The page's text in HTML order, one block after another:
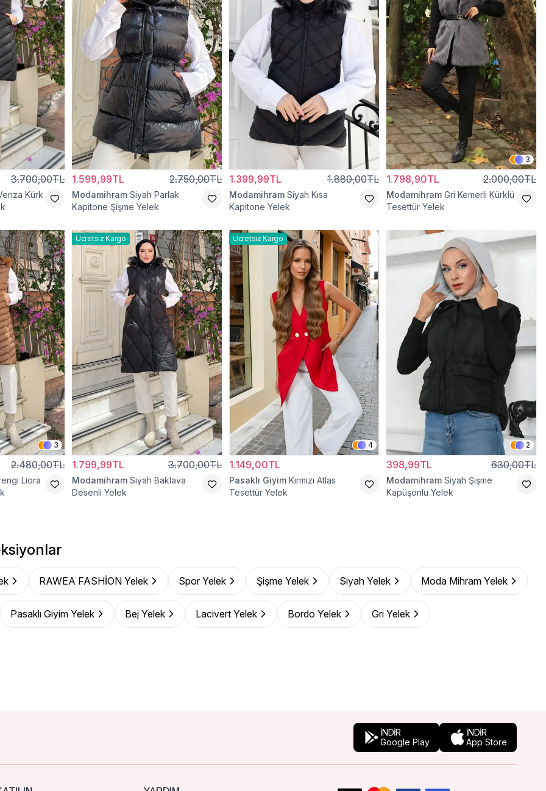
3.700,00TL
Kürk
1.599,99TL 2.750,00TL
Modamihram Siyah Parlak
Kapitone Şişme Yelek
1.399,99TL 1.880,00TL
Modamihram Siyah Kısa
Kapitone Yelek
3
1.798,90TL 2.000,00TL
Modamihram Gri Kemerli Kürklü
Tesettür Yelek
3
2.480,00TL
Liora
Ücretsiz Kargo
1.799,99TL 3.700,00TL
Modamihram Siyah Baklava
Desenli Yelek
Ücretsiz Kargo
4
1.149,00TL
Pasaklı Giyim Kırmızı Atlas
Tesettür Yelek
2
398,99TL 630,00TL
Modamihram Siyah Şişme
Kapüşonlu Yelek
RAWEA FASHİON Yelek Spor Yelek Şişme Yelek Siyah Yelek Moda Mihram Yelek
Pasaklı Giyim Yelek Bej Yelek Lacivert Yelek Bordo Yelek Gri Yelek
İNDİR
Google Play
İNDİR
App Store